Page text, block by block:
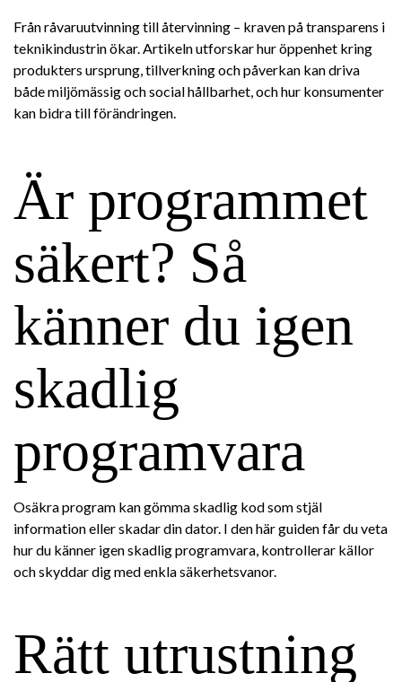
Från råvaruutvinning till återvinning – kraven på transparens i
teknikindustrin ökar. Artikeln utforskar hur öppenhet kring
produkters ursprung, tillverkning och påverkan kan driva
både miljömässig och social hållbarhet, och hur konsumenter
kan bidra till förändringen.
Är programmet
säkert? Så
känner du igen
skadlig
programvara
Osäkra program kan gömma skadlig kod som stjäl
information eller skadar din dator. I den här guiden får du veta
hur du känner igen skadlig programvara, kontrollerar källor
och skyddar dig med enkla säkerhetsvanor.
Rätt utrustning